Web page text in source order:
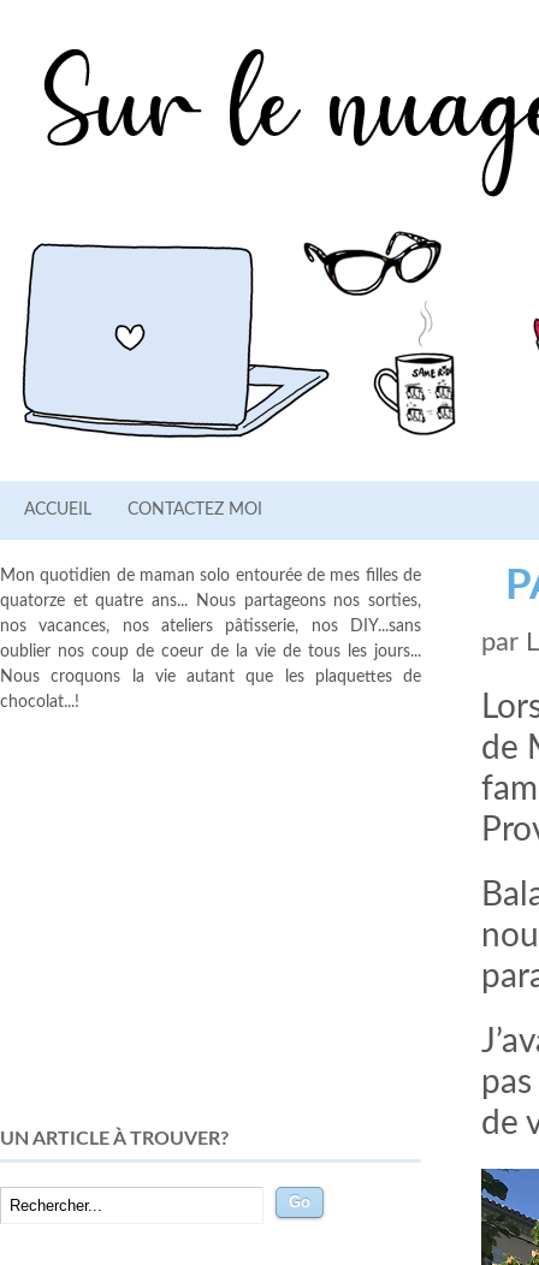
ACCUEIL CONTACTEZ MOI
par
de
de
Mon quotidien de maman solo entourée de mes filles de
quatorze et quatre ans... Nous partageons nos sorties,
nos vacances, nos ateliers pâtisserie, nos DIY...sans
oublier nos coup de coeur de la vie de tous les jours...
Nous croquons la vie autant que les plaquettes de
chocolat...!
UN ARTICLE À TROUVER?